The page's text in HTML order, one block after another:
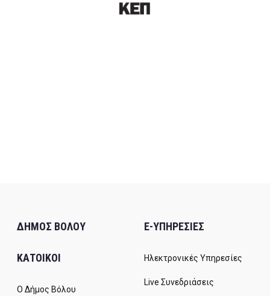
ΔΗΜΟΣ ΒΟΛΟΥ
ΚΑΤΟΙΚΟΙ
Ο Δήμος Βόλου
E-ΥΠΗΡΕΣΙΕΣ
Ηλεκτρονικές Υπηρεσίες
Live Συνεδριάσεις